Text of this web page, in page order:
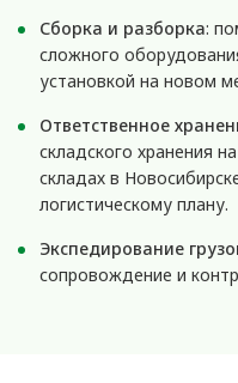
Сборка и разборка:
сложного
установкой на новом
Ответственное
складского хранения
складах в
логистическому плану.
Экспедирование
сопровождение и